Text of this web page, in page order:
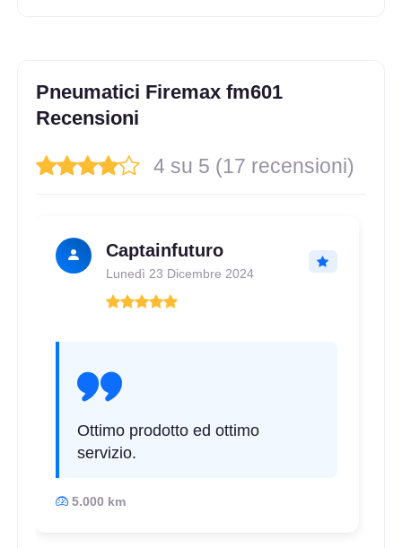
Pneumatici Firemax fm601
Recensioni
4 su 5 (17 recensioni)
Captainfuturo
Lunedì 23 Dicembre 2024
Ottimo prodotto ed ottimo
servizio.
5.000 km